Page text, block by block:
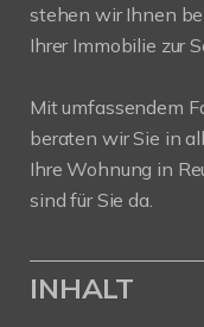
stehen wir Ihnen
Ihrer Immobilie zur
Mit umfassendem
beraten wir Sie in
Ihre Wohnung in
sind für Sie da.
INHALT